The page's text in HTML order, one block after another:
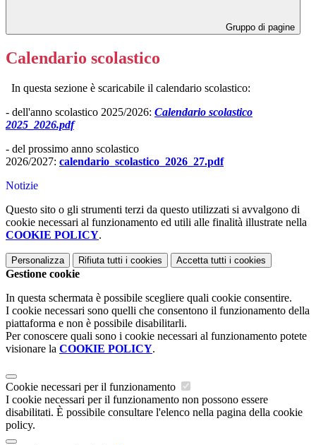
Gruppo di pagine
Calendario scolastico
In questa sezione è scaricabile il calendario scolastico:
- dell'anno scolastico 2025/2026: Calendario scolastico
2025_2026.pdf
- del prossimo anno scolastico
2026/2027: calendario_scolastico_2026_27.pdf
Notizie
Questo sito o gli strumenti terzi da questo utilizzati si avvalgono di
cookie necessari al funzionamento ed utili alle finalità illustrate nella
COOKIE POLICY.
Personalizza Rifiuta tutti i cookies Accetta tutti i cookies
Gestione cookie
In questa schermata è possibile scegliere quali cookie consentire.
I cookie necessari sono quelli che consentono il funzionamento della
piattaforma e non è possibile disabilitarli.
Per conoscere quali sono i cookie necessari al funzionamento potete
visionare la COOKIE POLICY.
Cookie necessari per il funzionamento
I cookie necessari per il funzionamento non possono essere
disabilitati. È possibile consultare l'elenco nella pagina della cookie
policy.